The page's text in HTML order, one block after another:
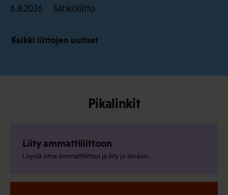
6.8.2026 Sähköliitto
Kaikki liittojen uutiset
Pikalinkit
Liity ammattiliittoon
Löydä oma ammattiliittosi ja liity jo tänään.